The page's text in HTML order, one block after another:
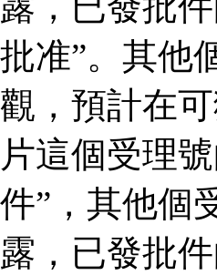
批准”。其他
觀，預計在
片這個受理
件”，其他個
露，已發批